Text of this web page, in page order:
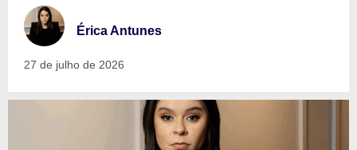
Érica Antunes
27 de julho de 2026